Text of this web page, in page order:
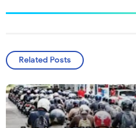
Related Posts